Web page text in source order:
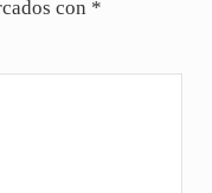
con *